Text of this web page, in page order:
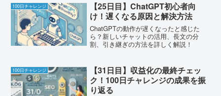
100日チャレンジ
【25日目】ChatGPT初心者向
け！遅くなる原因と解決方法
ChatGPTの動作が遅くなったと感じた
ら？新しいチャットの活用、長文の分
割、引き継ぎの方法を詳しく解説！
100日チャレンジ
【31日目】収益化の最終チェッ
ク！100日チャレンジの成果を振
り返る